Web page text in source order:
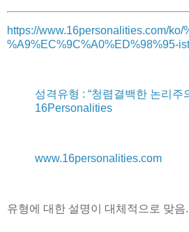
https://www.16personalities.com/
%A9%EC%9C%A0%ED%98%95-
성격유형 : “청렴결백한 논리주
16Personalities
www.16personalities.com
유형에 대한 설명이 대체적으로 맞음